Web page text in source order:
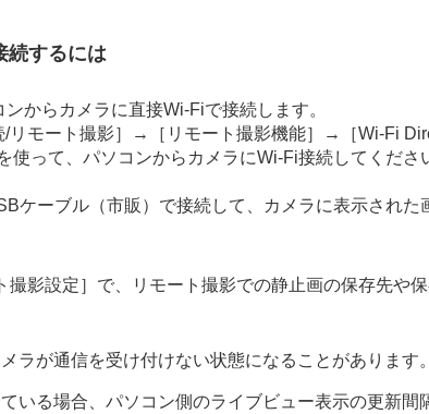
続するには
からカメラに直接Wi-Fiで接続します。
/リモート撮影］ → ［リモート撮影機能］ → ［Wi-Fi
って、パソコンからカメラにWi-Fi接続してくださ
ケーブル（市販）で接続して、カメラに表示された
撮影設定］ で、リモート撮影での静止画の保存先や
ラが通信を受け付けない状態になることがあります
いる場合、パソコン側のライブビュー表示の更新間